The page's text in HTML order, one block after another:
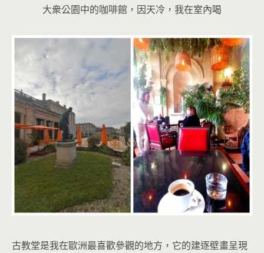
大衆公園中的咖啡館，因天冷，我在室內喝
古教堂是我在歐洲最喜歡參觀的地方，它的建逐壁畫呈現